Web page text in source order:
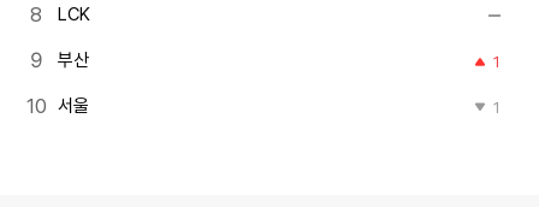
LCK
부산 1
서울 1